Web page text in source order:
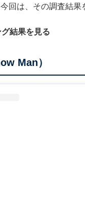
回は、その調査結果
結果を見る
Man）